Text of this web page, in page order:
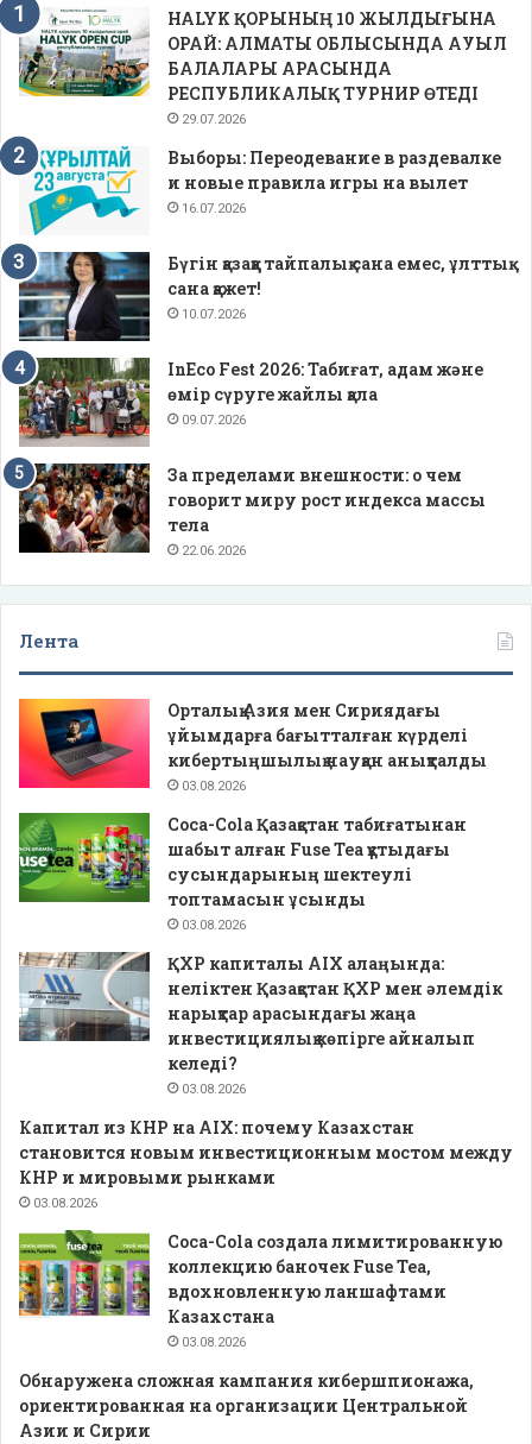
HALYK ҚОРЫНЫҢ 10 ЖЫЛДЫҒЫНА
ОРАЙ: АЛМАТЫ ОБЛЫСЫНДА АУЫЛ
БАЛАЛАРЫ АРАСЫНДА
РЕСПУБЛИКАЛЫҚ ТУРНИР ӨТЕДІ
29.07.2026
Выборы: Переодевание в раздевалке
и новые правила игры на вылет
16.07.2026
Бүгін қазаққа тайпалық сана емес, ұлттық
сана қажет!
10.07.2026
InEco Fest 2026: Табиғат, адам және
өмір сүруге жайлы қала
09.07.2026
За пределами внешности: о чем
говорит миру рост индекса массы
тела
22.06.2026
Лента
Орталық Азия мен Сириядағы
ұйымдарға бағытталған күрделі
кибертыңшылық науқан анықталды
03.08.2026
Coca-Cola Қазақстан табиғатынан
шабыт алған Fuse Tea құтыдағы
сусындарының шектеулі
топтамасын ұсынды
03.08.2026
ҚХР капиталы AIX алаңында:
неліктен Қазақстан ҚХР мен әлемдік
нарықтар арасындағы жаңа
инвестициялық көпірге айналып
келеді?
03.08.2026
Капитал из КНР на AIX: почему Казахстан
становится новым инвестиционным мостом между
КНР и мировыми рынками
03.08.2026
Coca-Cola создала лимитированную
коллекцию баночек Fuse Tea,
вдохновленную ланшафтами
Казахстана
03.08.2026
Обнаружена сложная кампания кибершпионажа,
ориентированная на организации Центральной
Азии и Сирии